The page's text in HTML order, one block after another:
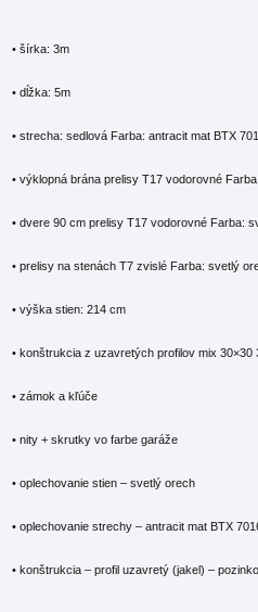
• šírka: 3m
• dĺžka: 5m
• strecha: sedlová Farba: antracit mat BTX
• výklopná brána prelisy T17 vodorovné
• dvere 90 cm prelisy T17 vodorovné Farba:
• prelisy na stenách T7 zvislé Farba: svetlý
• výška stien: 214 cm
• konštrukcia z uzavretých profilov mix 30×30
• zámok a kľúče
• nity + skrutky vo farbe garáže
• oplechovanie stien – svetlý orech
• oplechovanie strechy – antracit mat BTX
• konštrukcia – profil uzavretý (jakel) –